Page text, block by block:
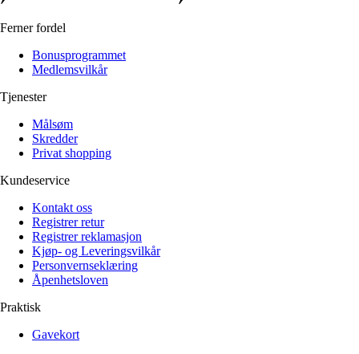
Ferner fordel
Bonusprogrammet
Medlemsvilkår
Tjenester
Målsøm
Skredder
Privat shopping
Kundeservice
Kontakt oss
Registrer retur
Registrer reklamasjon
Kjøp- og Leveringsvilkår
Personvernseklæring
Åpenhetsloven
Praktisk
Gavekort